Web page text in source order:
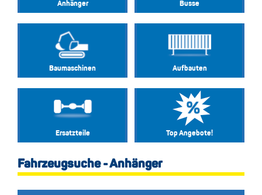
Anhänger Busse
Baumaschinen Aufbauten
Ersatzteile Top Angebote!
Fahrzeugsuche - Anhänger